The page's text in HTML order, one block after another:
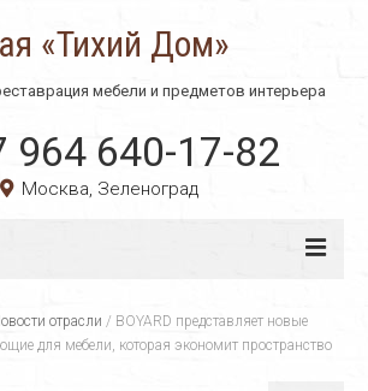
«Тихий Дом»
мебели и предметов интерьера
964 640-17-82
Москва, Зеленоград
отрасли / BOYARD представляет новые
для мебели, которая экономит пространство